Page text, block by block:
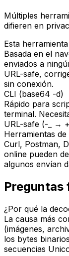
Múltiples
difieren en
Esta herramienta
Basada en el
enviados a
URL-safe,
sin conexión.
CLI (base64 -d)
Rápido para
terminal.
URL-safe (-_ →
Herramientas
Curl, Postman,
online pueden
algunos envían
Preguntas
¿Por qué la
La causa más
(imágenes,
los bytes
secuencias